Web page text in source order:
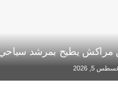
مراكش يطيح بمرشد
5, 2026